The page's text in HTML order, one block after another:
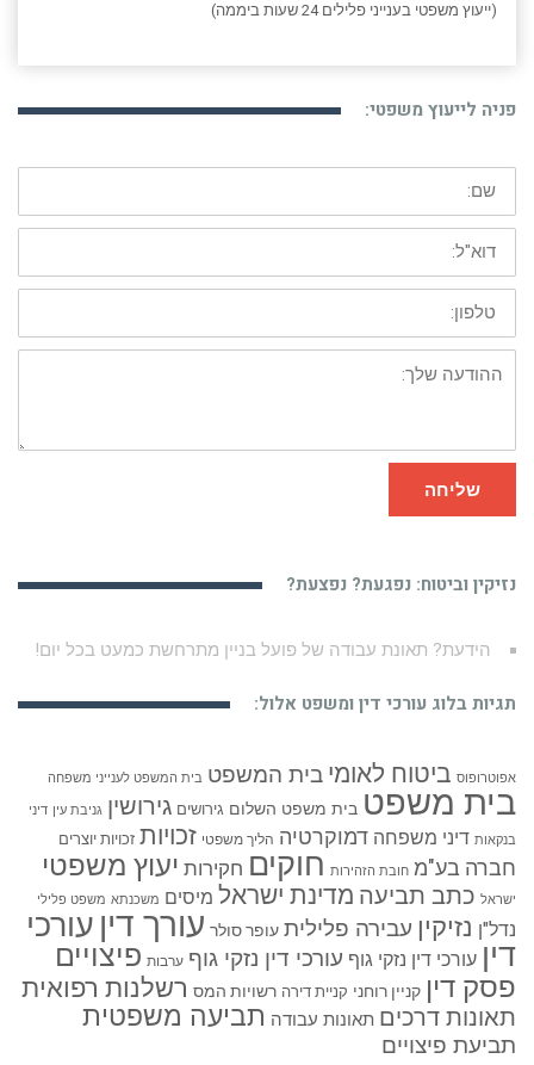
(ייעוץ משפטי בענייני פלילים 24 שעות ביממה)
פניה לייעוץ משפטי:
שם:
דוא"ל:
טלפון:
ההודעה
שלך:
שליחה
נזיקין וביטוח: נפגעת? נפצעת?
רשלנות בניתוח הגדלת חזה – הגדלת חזה או הקטנה שנכשלה…
תגיות בלוג עורכי דין ומשפט אלול:
אפוטרופוס ביטוח לאומי בית המשפט בית המשפט לענייני משפחה
בית משפט בית משפט השלום גירושים גירושין גניבת עין דיני
בנקאות דיני משפחה דמוקרטיה הליך משפטי זכויות זכויות יוצרים
חברה בע"מ חובת הזהירות חוקים חקירות יעוץ משפטי
ישראל כתב תביעה מדינת ישראל מיסים משכנתא משפט פלילי
נדל"ן נזיקין עבירה פלילית עופר סולר עורך דין עורכי
דין עורכי דין נזקי גוף עורכי דין נזקי גוף ערבות פיצויים
פסק דין קניין רוחני קניית דירה רשויות המס רשלנות רפואית
תאונות דרכים תאונות עבודה תביעה משפטית
תביעת פיצויים